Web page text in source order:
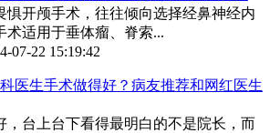
惧开颅手术，往往倾向选择经鼻神经内
术适用于垂体瘤、脊索...
07-22 15:19:42
医生手术做得好？病友推荐和网红医生
，台上台下看得最明白的不是院长，而